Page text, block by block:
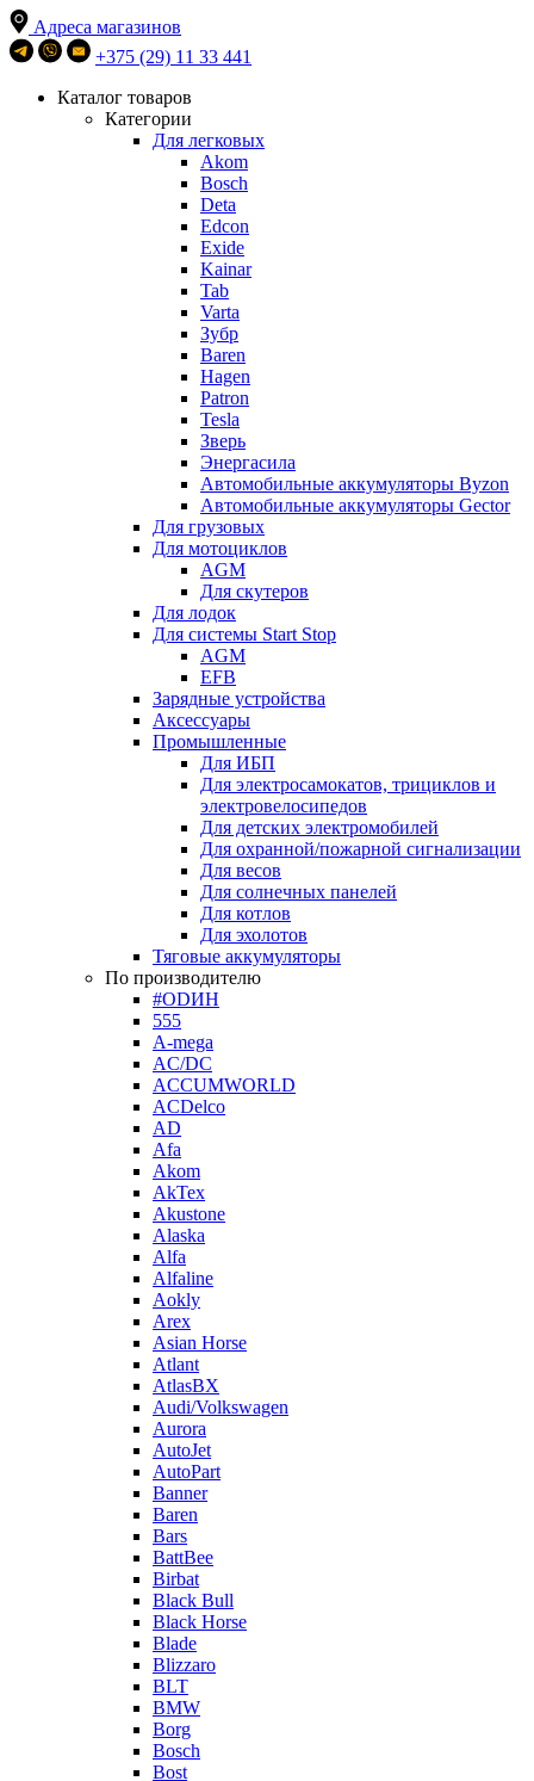
Адреса магазинов
+375 (29) 11 33 441
Каталог товаров
Категории
Для легковых
Akom
Bosch
Deta
Edcon
Exide
Kainar
Tab
Varta
Зубр
Baren
Hagen
Patron
Tesla
Зверь
Энергасила
Автомобильные аккумуляторы Byzon
Автомобильные аккумуляторы Gector
Для грузовых
Для мотоциклов
AGM
Для скутеров
Для лодок
Для системы Start Stop
AGM
EFB
Зарядные устройства
Аксессуары
Промышленные
Для ИБП
Для электросамокатов, трициклов и
электровелосипедов
Для детских электромобилей
Для охранной/пожарной сигнализации
Для весов
Для солнечных панелей
Для котлов
Для эхолотов
Тяговые аккумуляторы
По производителю
#ODИН
555
A-mega
AC/DC
ACCUMWORLD
ACDelco
AD
Afa
Akom
AkTex
Akustone
Alaska
Alfa
Alfaline
Aokly
Arex
Asian Horse
Atlant
AtlasBX
Audi/Volkswagen
Aurora
AutoJet
AutoPart
Banner
Baren
Bars
BattBee
Birbat
Black Bull
Black Horse
Blade
Blizzaro
BLT
BMW
Borg
Bosch
Bost